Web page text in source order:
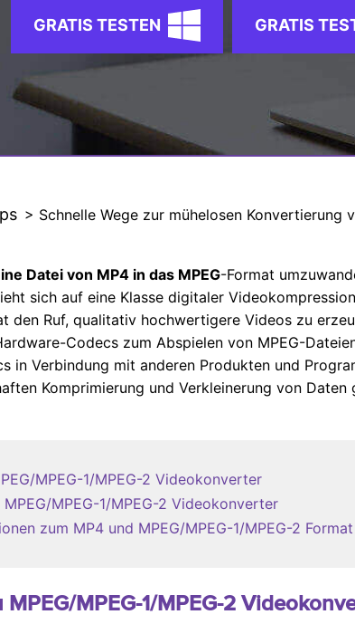
Alle Produkte ansehen
GRATIS TESTEN GRATIS
> Schnelle Wege zur mühelosen Konvertierung
Datei von MP4 in das MPEG-Format
sich auf eine Klasse digitaler
den Ruf, qualitativ hochwertigere Videos zu
Codecs zum Abspielen von MPEG-
in Verbindung mit anderen Produkten und
Komprimierung und Verkleinerung von
MPEG-1/MPEG-2 Videokonverter
MPEG-1/MPEG-2 Videokonverter
zum MP4 und MPEG/MPEG-1/MPEG-2 Format
MPEG/MPEG-1/MPEG-2